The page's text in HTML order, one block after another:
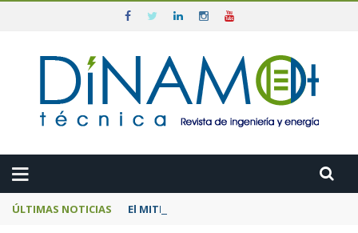
ÚLTIMAS NOTICIAS El MITECO prepara una subasta de 600